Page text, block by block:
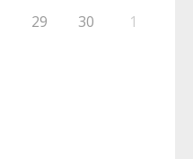
29 30 1